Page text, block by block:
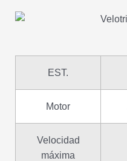
EST.
Motor
Velocidad
máxima